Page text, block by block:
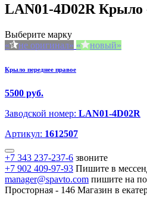
LAN01-4D02R Крыло
Выберите марку
не оригинал
новый
Крыло переднее правое
5500 руб.
Заводской номер: LAN01-4D02R
Артикул: 1612507
+7 343 237-237-6 звоните
+7 902 409-97-93 Пишите в
manager@spavto.com пишите на
Просторная - 146 Магазин в